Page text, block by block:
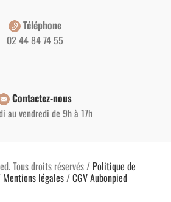
avis
Téléphone
02 44 84 74 55
Contactez-nous
au vendredi de 9h à 17h
Tous droits réservés / Politique de
Mentions légales/CGV Aubonpied